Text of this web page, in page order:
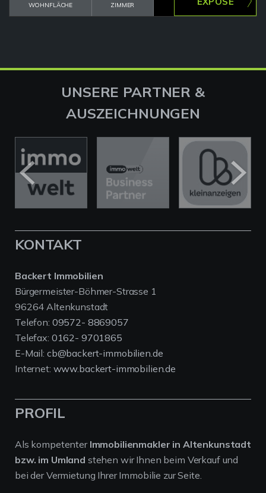
WOHNFLÄCHE
ZIMMER
UNSERE PARTNER &
AUSZEICHNUNGEN
KONTAKT
Backert Immobilien
Bürgermeister-Böhmer-Strasse 1
96264 Altenkunstadt
Telefon: 09572- 8869057
Telefax: 0162- 9701865
E-Mail: cb@backert-immobilien.de
Internet: www.backert-immobilien.de
PROFIL
Als kompetenter Immobilienmakler in Altenkunstadt
bzw. im Umland stehen wir Ihnen beim Verkauf und
bei der Vermietung Ihrer Immobilie zur Seite.